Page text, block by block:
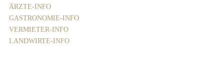
ÄRZTE-INFO
GASTRONOMIE-INFO
VERMIETER-INFO
LANDWIRTE-INFO